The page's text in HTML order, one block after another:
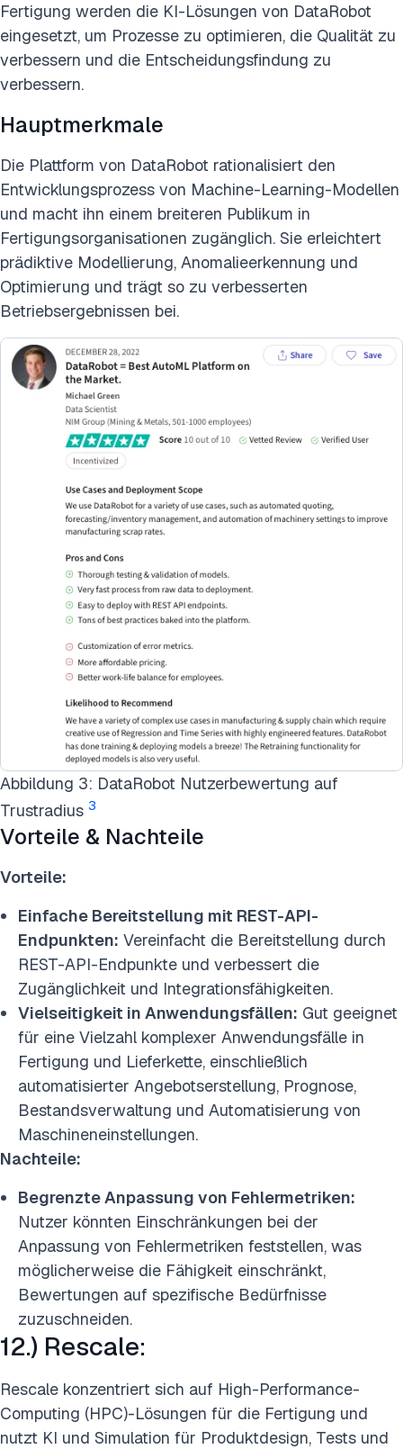
Fertigung werden die KI-Lösungen von DataRobot
eingesetzt, um Prozesse zu optimieren, die Qualität zu
verbessern und die Entscheidungsfindung zu
verbessern.
Hauptmerkmale
Die Plattform von DataRobot rationalisiert den
Entwicklungsprozess von Machine-Learning-Modellen
und macht ihn einem breiteren Publikum in
Fertigungsorganisationen zugänglich. Sie erleichtert
prädiktive Modellierung, Anomalieerkennung und
Optimierung und trägt so zu verbesserten
Betriebsergebnissen bei.
Abbildung 3: DataRobot Nutzerbewertung auf
Trustradius 3
Vorteile & Nachteile
Vorteile:
Einfache Bereitstellung mit REST-API-
Endpunkten: Vereinfacht die Bereitstellung durch
REST-API-Endpunkte und verbessert die
Zugänglichkeit und Integrationsfähigkeiten.
Vielseitigkeit in Anwendungsfällen: Gut geeignet
für eine Vielzahl komplexer Anwendungsfälle in
Fertigung und Lieferkette, einschließlich
automatisierter Angebotserstellung, Prognose,
Bestandsverwaltung und Automatisierung von
Maschineneinstellungen.
Nachteile:
Begrenzte Anpassung von Fehlermetriken:
Nutzer könnten Einschränkungen bei der
Anpassung von Fehlermetriken feststellen, was
möglicherweise die Fähigkeit einschränkt,
Bewertungen auf spezifische Bedürfnisse
zuzuschneiden.
12.) Rescale:
Rescale konzentriert sich auf High-Performance-
Computing (HPC)-Lösungen für die Fertigung und
nutzt KI und Simulation für Produktdesign, Tests und